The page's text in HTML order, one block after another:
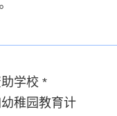
学校 *
稚园教育计